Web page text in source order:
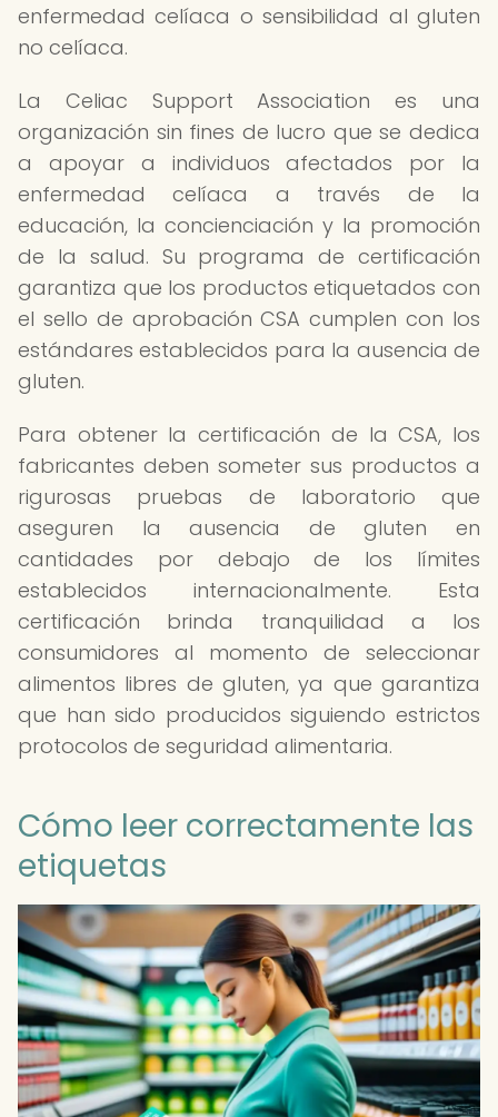
enfermedad celíaca o sensibilidad al gluten
no celíaca.
La Celiac Support Association es una
organización sin fines de lucro que se dedica
a apoyar a individuos afectados por la
enfermedad celíaca a través de la
educación, la concienciación y la promoción
de la salud. Su programa de certificación
garantiza que los productos etiquetados con
el sello de aprobación CSA cumplen con los
estándares establecidos para la ausencia de
gluten.
Para obtener la certificación de la CSA, los
fabricantes deben someter sus productos a
rigurosas pruebas de laboratorio que
aseguren la ausencia de gluten en
cantidades por debajo de los límites
establecidos internacionalmente. Esta
certificación brinda tranquilidad a los
consumidores al momento de seleccionar
alimentos libres de gluten, ya que garantiza
que han sido producidos siguiendo estrictos
protocolos de seguridad alimentaria.
Cómo leer correctamente las
etiquetas